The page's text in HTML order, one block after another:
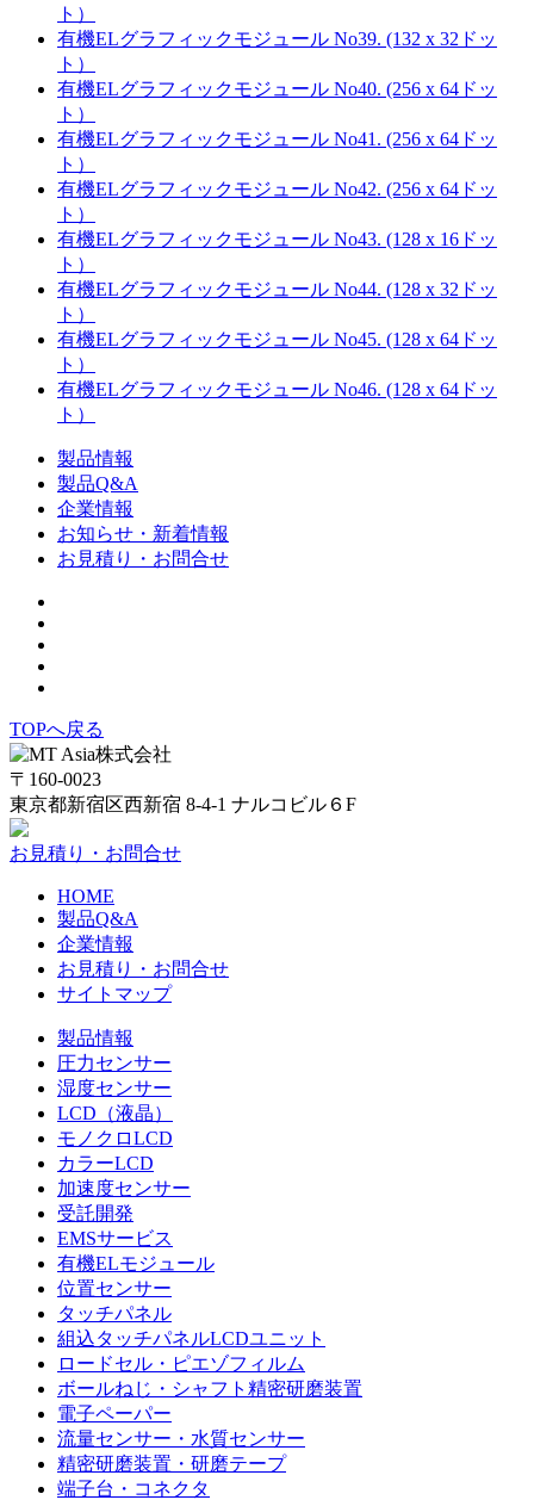
ト）
有機ELグラフィックモジュール No39. (132 x 32ドッ
ト）
有機ELグラフィックモジュール No40. (256 x 64ドッ
ト）
有機ELグラフィックモジュール No41. (256 x 64ドッ
ト）
有機ELグラフィックモジュール No42. (256 x 64ドッ
ト）
有機ELグラフィックモジュール No43. (128 x 16ドッ
ト）
有機ELグラフィックモジュール No44. (128 x 32ドッ
ト）
有機ELグラフィックモジュール No45. (128 x 64ドッ
ト）
有機ELグラフィックモジュール No46. (128 x 64ドッ
ト）
製品情報
製品Q&A
企業情報
お知らせ・新着情報
お見積り・お問合せ
TOPへ戻る
〒160-0023
東京都新宿区西新宿 8-4-1 ナルコビル６F
お見積り・お問合せ
HOME
製品Q&A
企業情報
お見積り・お問合せ
サイトマップ
製品情報
圧力センサー
湿度センサー
LCD（液晶）
モノクロLCD
カラーLCD
加速度センサー
受託開発
EMSサービス
有機ELモジュール
位置センサー
タッチパネル
組込タッチパネルLCDユニット
ロードセル・ピエゾフィルム
ボールねじ・シャフト精密研磨装置
電子ペーパー
流量センサー・水質センサー
精密研磨装置・研磨テープ
端子台・コネクタ